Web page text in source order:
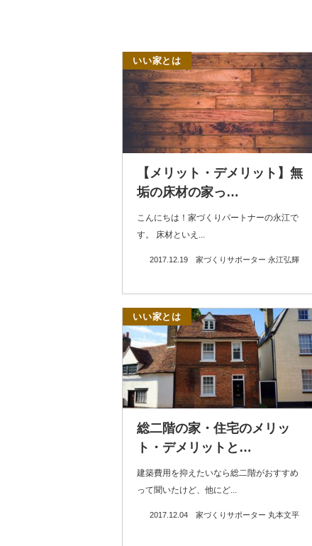
いい家とは
【メリット・デメリット】無
垢の床材の家っ…
こんにちは！家づくりパートナーの永江で
す。 床材といえ...
2017.12.19 家づくりサポーター 永江弘輝
いい家とは
総二階の家・住宅のメリッ
ト・デメリットと…
建築費用を抑えたいなら総二階がおすすめ
って聞いたけど、他にど...
2017.12.04 家づくりサポーター 丸本文平